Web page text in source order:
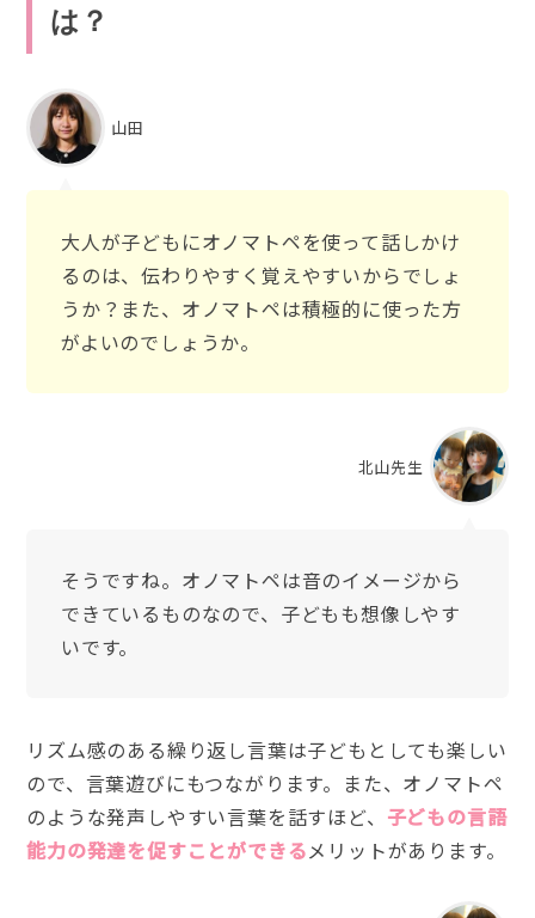
は？
山田
大人が子どもにオノマトペを使って話しかけ
るのは、伝わりやすく覚えやすいからでしょ
うか？また、オノマトペは積極的に使った方
がよいのでしょうか。
北山先生
そうですね。オノマトペは音のイメージから
できているものなので、子どもも想像しやす
いです。
リズム感のある繰り返し言葉は子どもとしても楽しい
ので、言葉遊びにもつながります。また、オノマトペ
のような発声しやすい言葉を話すほど、 子どもの言語
能力の発達を促すことができるメリットがあります。